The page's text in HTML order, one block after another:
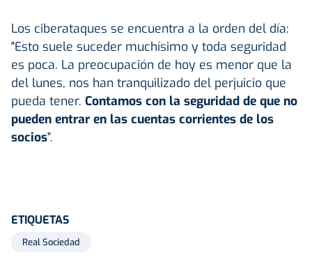
Los ciberataques se encuentra a la orden del día:
"Esto suele suceder muchísimo y toda seguridad
es poca. La preocupación de hoy es menor que la
del lunes, nos han tranquilizado del perjuicio que
pueda tener. Contamos con la seguridad de que no
pueden entrar en las cuentas corrientes de los
socios".
ETIQUETAS
Real Sociedad